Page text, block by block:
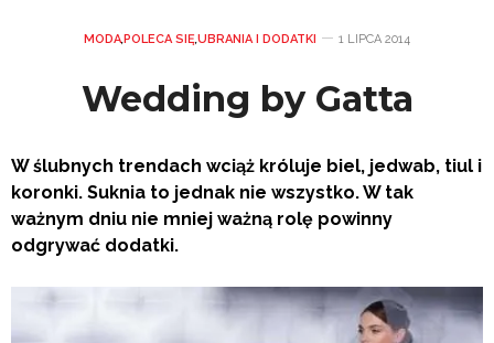
MODA,POLECA SIĘ,UBRANIA I DODATKI 1 LIPCA 2014
Wedding by Gatta
W ślubnych trendach wciąż króluje biel, jedwab, tiul i
koronki. Suknia to jednak nie wszystko. W tak
ważnym dniu nie mniej ważną rolę powinny
odgrywać dodatki.